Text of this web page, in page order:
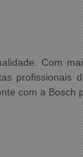
Com
com a